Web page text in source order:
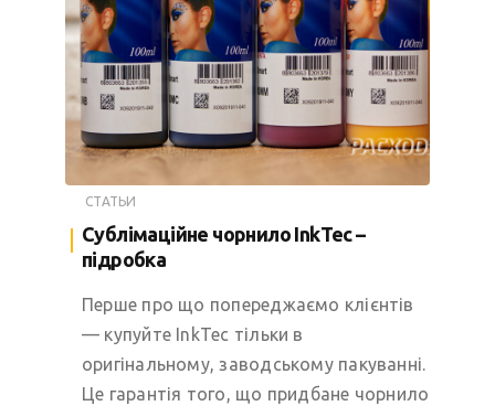
СТАТЬИ
Сублімаційне чорнило InkTec –
підробка
Перше про що попереджаємо клієнтів
— купуйте InkTec тільки в
оригінальному, заводському пакуванні.
Це гарантія того, що придбане чорнило